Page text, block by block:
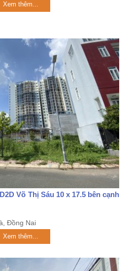
Xem thêm...
Võ Thị Sáu 10 x 17.5 bên cạnh
Đồng Nai
Xem thêm...